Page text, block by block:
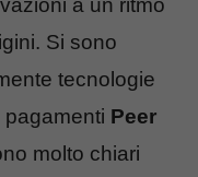
Si sono
tecnologie
pagamenti Peer
molto chiari